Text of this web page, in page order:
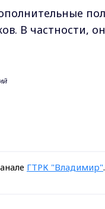
В частности,
ГТРК "Владимир"